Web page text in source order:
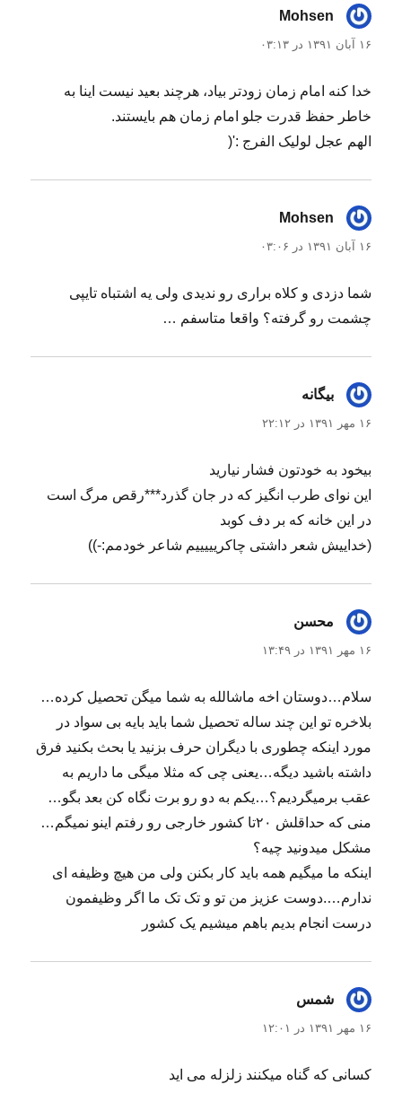
Mohsen
۱۶ آبان ۱۳۹۱ در ۰۳:۱۳
خدا کنه امام زمان زودتر بیاد، هرچند بعید نیست اینا به
خاطر حفظ قدرت جلو امام زمان هم بایستند.
الهم عجل لولیک الفرج :'(
Mohsen
۱۶ آبان ۱۳۹۱ در ۰۳:۰۶
شما دزدی و کلاه براری رو ندیدی ولی یه اشتباه تایپی
چشمت رو گرفته؟ واقعا متاسفم …
بيگانه
۱۶ مهر ۱۳۹۱ در ۲۲:۱۲
بیخود به خودتون فشار نیارید
این نوای طرب انگیز که در جان گذرد***رقص مرگ است
در این خانه که بر دف کوبد
(خداییش شعر داشتی چاکریییییم شاعر خودمم:-))
محسن
۱۶ مهر ۱۳۹۱ در ۱۳:۴۹
سلام…دوستان اخه ماشالله به شما میگن تحصیل کرده…
بلاخره تو این چند ساله تحصیل شما باید بایه بی سواد در
مورد اینکه چطوری با دیگران حرف بزنید یا بحث بکنید فرق
داشته باشید دیگه…یعنی چی که مثلا میگی ما داریم به
عقب برمیگردیم؟…یکم به دو رو برت نگاه کن بعد بگو…
منی که حداقلش ۲۰تا کشور خارجی رو رفتم اینو نمیگم…
مشکل میدونید چیه؟
اینکه ما میگیم همه باید کار بکنن ولی من هیچ وظیفه ای
ندارم….دوست عزیز من تو و تک تک ما اگر وظیفمون
درست انجام بدیم باهم میشیم یک کشور
شمس
۱۶ مهر ۱۳۹۱ در ۱۲:۰۱
کسانی که گناه میکنند زلزله می اید